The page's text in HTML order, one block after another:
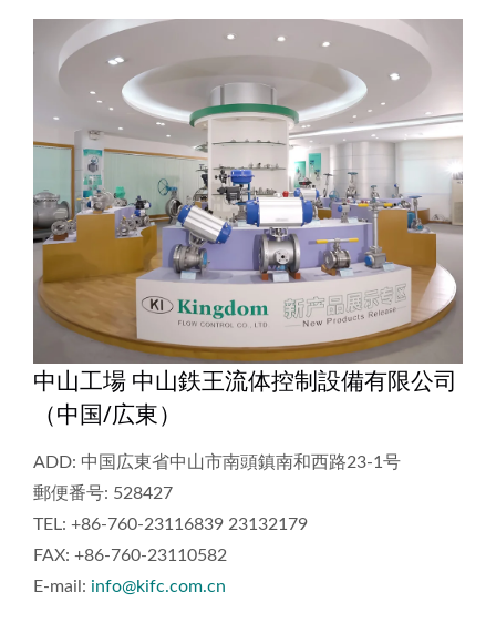
中山工場 中山鉄王流体控制設備有限公司
（中国/広東）
ADD: 中国広東省中山市南頭鎮南和西路23-1号
郵便番号: 528427
TEL: +86-760-23116839 23132179
FAX: +86-760-23110582
E-mail: info@kifc.com.cn